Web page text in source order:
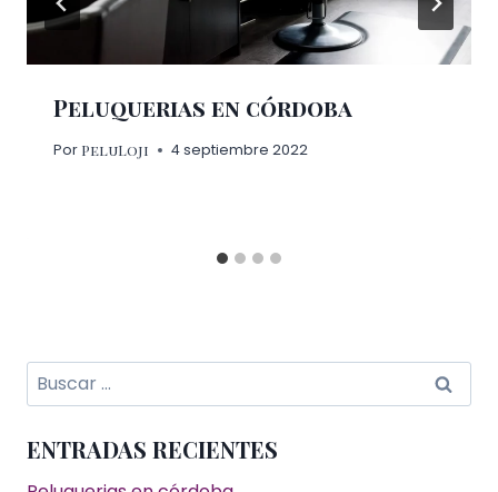
Peluquerias en córdoba
Por PeluLoji 4 septiembre 2022
Buscar:
ENTRADAS RECIENTES